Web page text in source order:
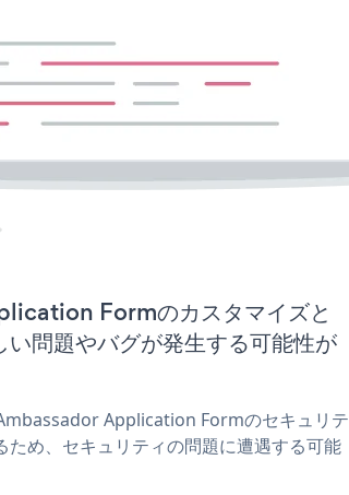
Formのカスタマイズと
問題やバグが発生する可能性が
Application Formのセキュリテ
め、セキュリティの問題に遭遇する可能